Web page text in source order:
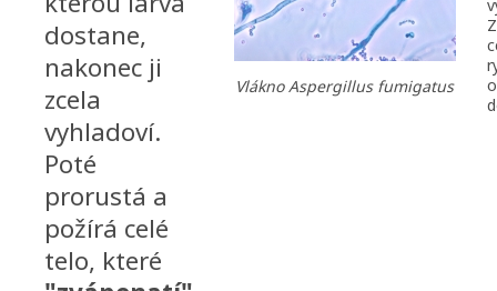
dostane,
nakonec ji
zcela
vyhladoví.
Poté
prorustá a
požírá celé
telo, které
Vlákno Aspergillus fumigatus